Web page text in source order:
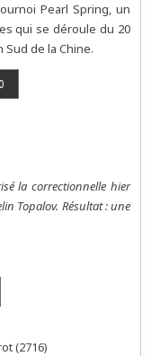
Pearl Spring, un
qui se déroule du 20
Sud de la Chine.
la correctionnelle hier
Topalov. Résultat : une
(2716)